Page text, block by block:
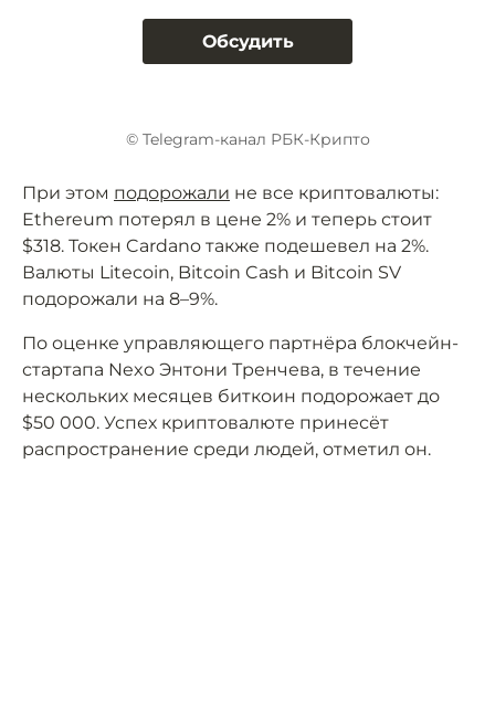
Обсудить
© Telegram-канал РБК-Крипто
При этом подорожали не все криптовалюты:
Ethereum потерял в цене 2% и теперь стоит
$318. Токен Cardano также подешевел на 2%.
Валюты Litecoin, Bitcoin Cash и Bitcoin SV
подорожали на 8–9%.
По оценке управляющего партнёра блокчейн-
стартапа Nexo Энтони Тренчева, в течение
нескольких месяцев биткоин подорожает до
$50 000. Успех криптовалюте принесёт
распространение среди людей, отметил он.